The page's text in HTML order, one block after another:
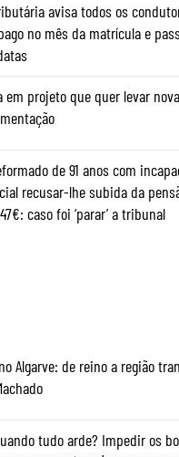
avisa todos os
no mês da matrícula e
em projeto que quer levar
de 91 anos com
recusar-lhe subida da
caso foi ‘parar’ a tribunal
Algarve: de reino a região
tudo arde? Impedir os